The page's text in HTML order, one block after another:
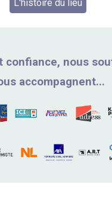
L'histoire du lieu
confiance, nous
accompagnent...